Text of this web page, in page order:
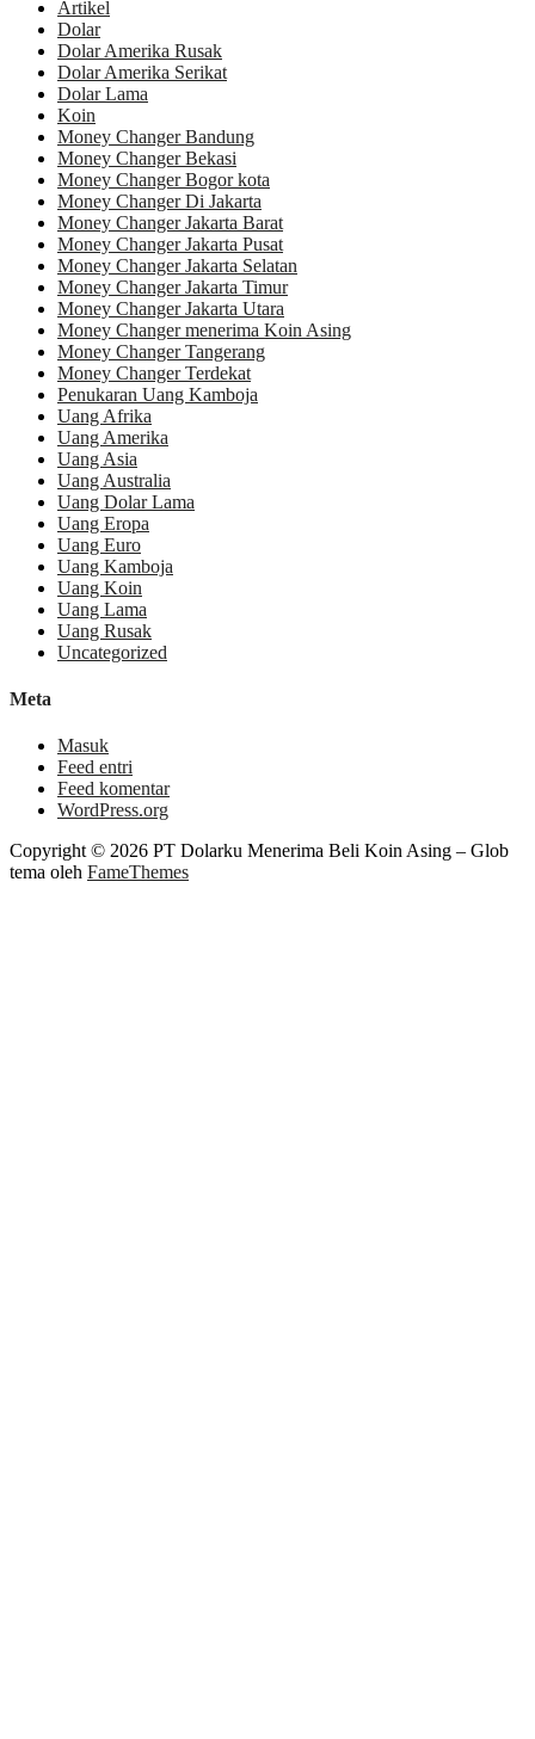
Artikel
Dolar
Dolar Amerika Rusak
Dolar Amerika Serikat
Dolar Lama
Koin
Money Changer Bandung
Money Changer Bekasi
Money Changer Bogor kota
Money Changer Di Jakarta
Money Changer Jakarta Barat
Money Changer Jakarta Pusat
Money Changer Jakarta Selatan
Money Changer Jakarta Timur
Money Changer Jakarta Utara
Money Changer menerima Koin Asing
Money Changer Tangerang
Money Changer Terdekat
Penukaran Uang Kamboja
Uang Afrika
Uang Amerika
Uang Asia
Uang Australia
Uang Dolar Lama
Uang Eropa
Uang Euro
Uang Kamboja
Uang Koin
Uang Lama
Uang Rusak
Uncategorized
Meta
Masuk
Feed entri
Feed komentar
WordPress.org
Copyright © 2026 PT Dolarku Menerima Beli Koin Asing – Glob
tema oleh FameThemes